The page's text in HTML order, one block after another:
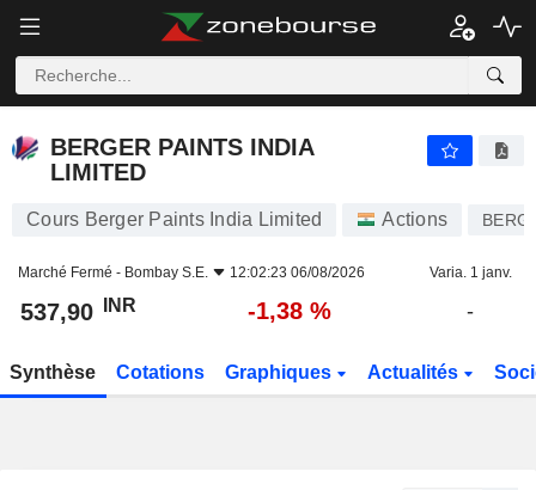
BERGER PAINTS INDIA
LIMITED
Cours Berger Paints India Limited Actions
Marché Fermé - Bombay S.E. 12:02:23 06/08/2026 Varia. 1 janv.
537,90 INR -1,38 % -
Synthèse Cotations Graphiques Actualités